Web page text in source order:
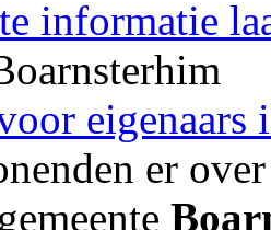
informatie
er